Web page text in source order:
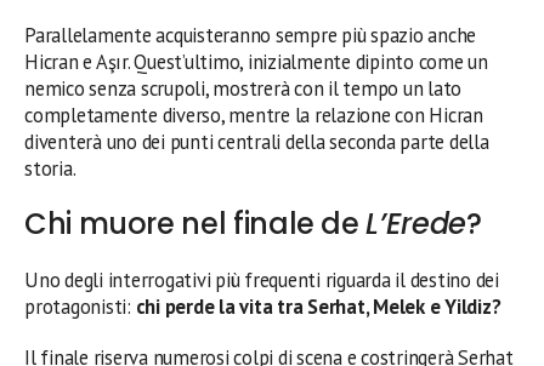
Parallelamente acquisteranno sempre più spazio anche
Hicran e Aşır. Quest’ultimo, inizialmente dipinto come un
nemico senza scrupoli, mostrerà con il tempo un lato
completamente diverso, mentre la relazione con Hicran
diventerà uno dei punti centrali della seconda parte della
storia.
Chi muore nel finale deL’Erede?
Uno degli interrogativi più frequenti riguarda il destino dei
protagonisti: chi perde la vita tra Serhat, Melek e Yildiz?
Il finale riserva numerosi colpi di scena e costringerà Serhat